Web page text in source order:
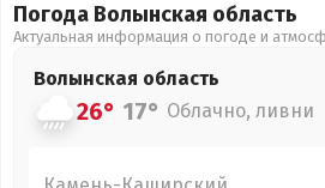
Погода Волынская область
Актуальная информация о погоде и
Волынская область
26° 17° Облачно, ливни